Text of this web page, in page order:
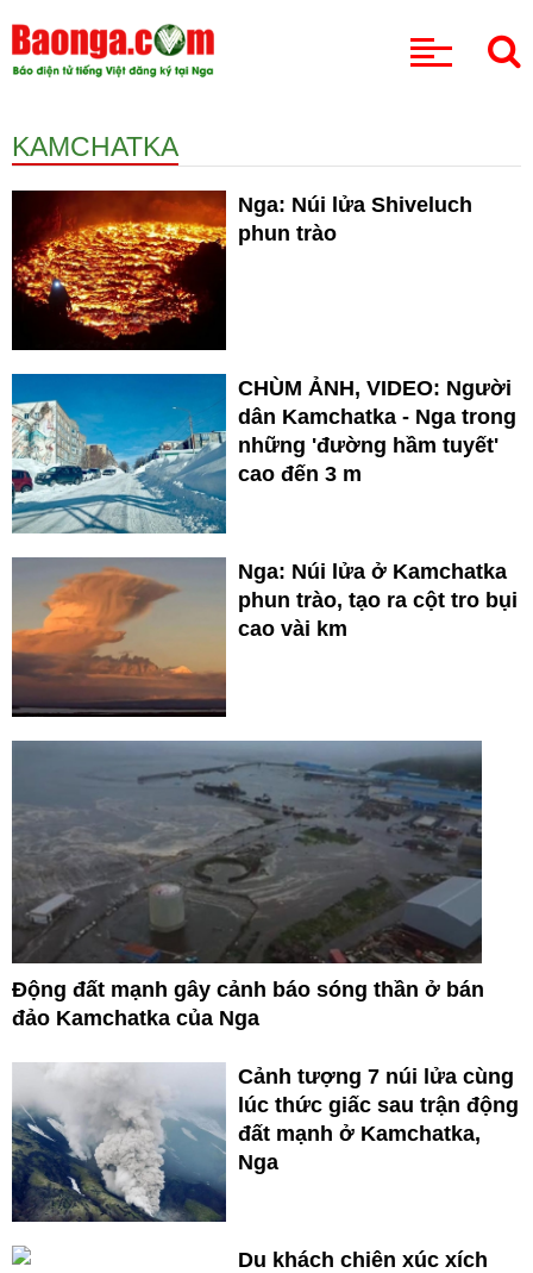
KAMCHATKA
Nga: Núi lửa Shiveluch
phun trào
CHÙM ẢNH, VIDEO: Người
dân Kamchatka - Nga trong
những 'đường hầm tuyết'
cao đến 3 m
Nga: Núi lửa ở Kamchatka
phun trào, tạo ra cột tro bụi
cao vài km
Động đất mạnh gây cảnh báo sóng thần ở bán
đảo Kamchatka của Nga
Cảnh tượng 7 núi lửa cùng
lúc thức giấc sau trận động
đất mạnh ở Kamchatka,
Nga
Du khách chiên xúc xích